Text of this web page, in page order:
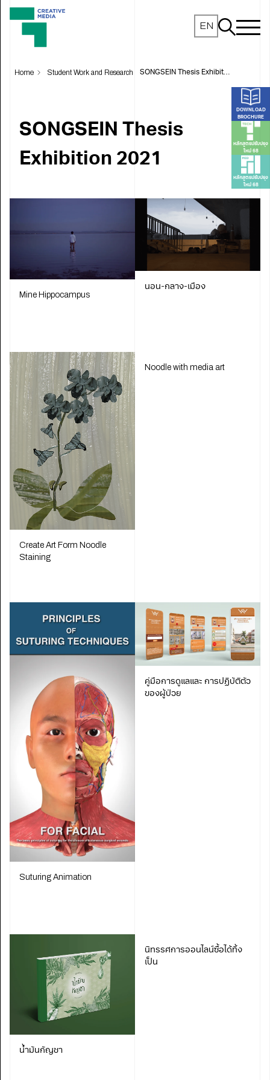
EN
DOWNLOAD
BROCHURE
หลักสูตรปรับปรุง
ใหม่ 68
หลักสูตรปรับปรุง
ใหม่ 68
Home Student Work and Research SONGSEIN Thesis Exhibition 2021
SONGSEIN Thesis
Exhibition 2021
Mine Hippocampus
นอน-กลาง-เมือง
Create Art Form Noodle
Staining
Noodle with media art
Suturing Animation
คู่มือการดูแลและ การปฏิบัติตัว
ของผู้ป่วย
น้ำมันกัญชา
นิทรรศการออนไลน์ซื้อได้ทิ้ง
เป็น